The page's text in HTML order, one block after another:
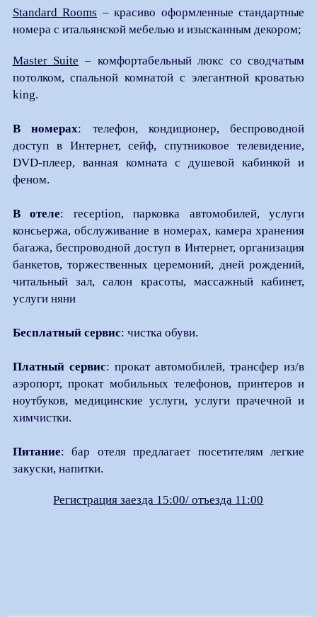
Standard Rooms – красиво оформленные стандартные
номера с итальянской мебелью и изысканным декором;
Master Suite – комфортабельный люкс со сводчатым
потолком, спальной комнатой с элегантной кроватью
king.
В номерах: телефон, кондиционер, беспроводной
доступ в Интернет, сейф, спутниковое телевидение,
DVD-плеер, ванная комната с душевой кабинкой и
феном.
В отеле: reception, парковка автомобилей, услуги
консьержа, обслуживание в номерах, камера хранения
багажа, беспроводной доступ в Интернет, организация
банкетов, торжественных церемоний, дней рождений,
читальный зал, салон красоты, массажный кабинет,
услуги няни
Бесплатный сервис: чистка обуви.
Платный сервис: прокат автомобилей, трансфер из/в
аэропорт, прокат мобильных телефонов, принтеров и
ноутбуков, медицинские услуги, услуги прачечной и
химчистки.
Питание: бар отеля предлагает посетителям легкие
закуски, напитки.
Регистрация заезда 15:00/ отъезда 11:00